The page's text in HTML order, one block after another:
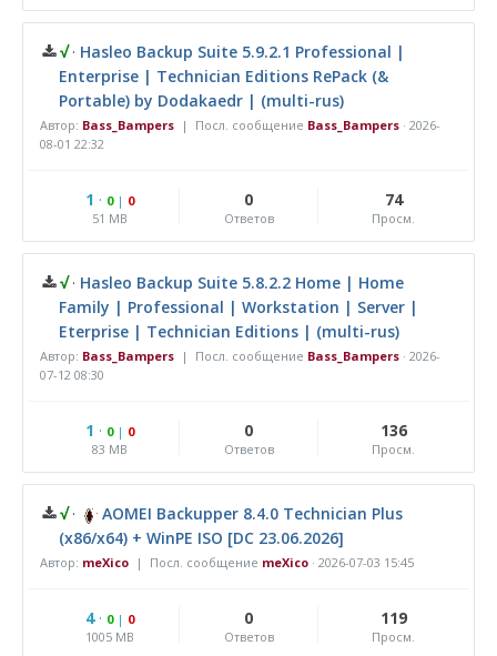
√ · Hasleo Backup Suite 5.9.2.1 Professional |
Enterprise | Technician Editions RePack (&
Portable) by Dodakaedr | (multi-rus)
Автор: Bass_Bampers | Посл. сообщение Bass_Bampers · 2026-
08-01 22:32
1 · 0| 0
51 MB
0
Ответов
74
Просм.
√ · Hasleo Backup Suite 5.8.2.2 Home | Home
Family | Professional | Workstation | Server |
Eterprise | Technician Editions | (multi-rus)
Автор: Bass_Bampers | Посл. сообщение Bass_Bampers · 2026-
07-12 08:30
1 · 0| 0
83 MB
0
Ответов
136
Просм.
√ ·
AOMEI Backupper 8.4.0 Technician Plus
(x86/x64) + WinPE ISO [DC 23.06.2026]
Автор: meXico | Посл. сообщение meXico · 2026-07-03 15:45
4· 0| 0
1005 MB
0
Ответов
119
Просм.